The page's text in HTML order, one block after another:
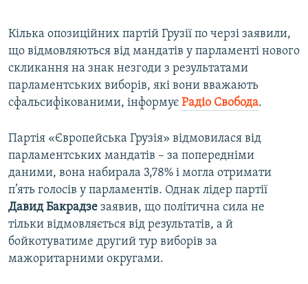
Кілька опозиційних партій Грузії по черзі заявили,
що відмовляються від мандатів у парламенті нового
скликання на знак незгоди з результатами
парламентських виборів, які вони вважають
сфальсифікованими, інформує Радіо Свобода.
Партія «Європейська Грузія» відмовилася від
парламентських мандатів – за попередніми
даними, вона набирала 3,78% і могла отримати
п’ять голосів у парламентів. Однак лідер партії
Давид Бакрадзе заявив, що політична сила не
тільки відмовляється від результатів, а й
бойкотуватиме другий тур виборів за
мажоритарними округами.